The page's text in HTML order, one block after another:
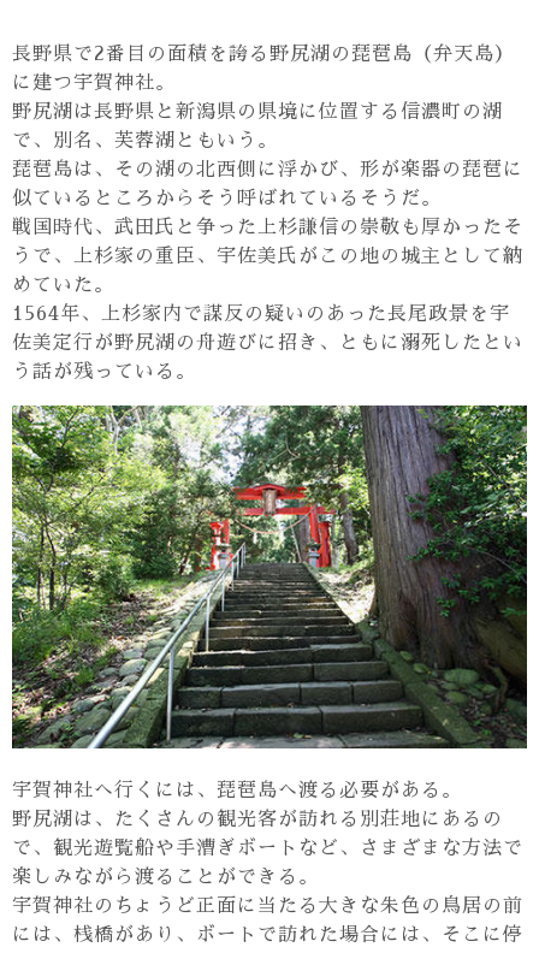
長野県で2番目の面積を誇る野尻湖の琵琶島（弁天島）
に建つ宇賀神社。
野尻湖は長野県と新潟県の県境に位置する信濃町の湖
で、別名、芙蓉湖ともいう。
琵琶島は、その湖の北西側に浮かび、形が楽器の琵琶に
似ているところからそう呼ばれているそうだ。
戦国時代、武田氏と争った上杉謙信の崇敬も厚かったそ
うで、上杉家の重臣、宇佐美氏がこの地の城主として納
めていた。
1564年、上杉家内で謀反の疑いのあった長尾政景を宇
佐美定行が野尻湖の舟遊びに招き、ともに溺死したとい
う話が残っている。
宇賀神社へ行くには、琵琶島へ渡る必要がある。
野尻湖は、たくさんの観光客が訪れる別荘地にあるの
で、観光遊覧船や手漕ぎボートなど、さまざまな方法で
楽しみながら渡ることができる。
宇賀神社のちょうど正面に当たる大きな朱色の鳥居の前
には、桟橋があり、ボートで訪れた場合には、そこに停